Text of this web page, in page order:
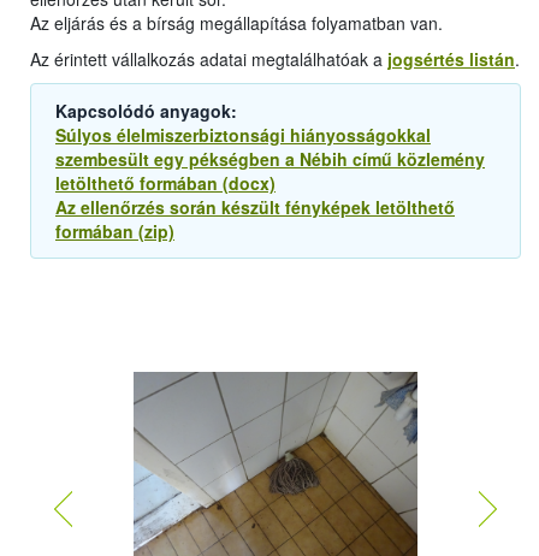
Az eljárás és a bírság megállapítása folyamatban van.
Az érintett vállalkozás adatai megtalálhatóak a jogsértés listán.
Kapcsolódó anyagok:
Súlyos élelmiszerbiztonsági hiányosságokkal
szembesült egy pékségben a Nébih című közlemény
letölthető formában (docx)
Az ellenőrzés során készült fényképek letölthető
formában (zip)